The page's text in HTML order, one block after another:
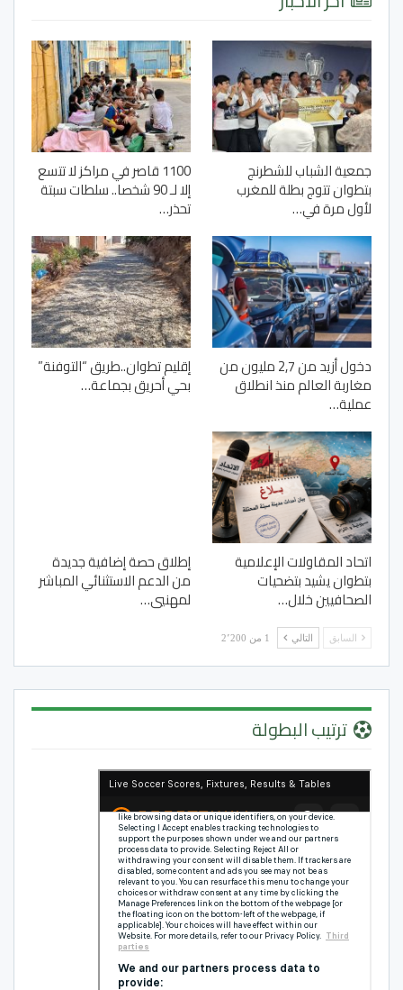
جمعية الشباب للشطرنج
بتطوان تتوج بطلة للمغرب
لأول مرة في…
1100 قاصر في مراكز لا تتسع
إلا لـ 90 شخصا.. سلطات سبتة
تحذر…
دخول أزيد من 2,7 مليون من
مغاربة العالم منذ انطلاق
عملية…
إقليم تطوان..طريق “التوفنة”
بحي أحريق بجماعة…
اتحاد المقاولات الإعلامية
بتطوان يشيد بتضحيات
الصحافيين خلال…
إطلاق حصة إضافية جديدة
من الدعم الاستثنائي المباشر
لمهنيي…
السابق التالي 1 من 2٬200
ترتيب البطولة